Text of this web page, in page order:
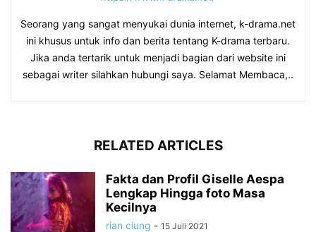
Seorang yang sangat menyukai dunia internet, k-drama.net
ini khusus untuk info dan berita tentang K-drama terbaru.
Jika anda tertarik untuk menjadi bagian dari website ini
sebagai writer silahkan hubungi saya. Selamat Membaca,..
RELATED ARTICLES
Fakta dan Profil Giselle Aespa
Lengkap Hingga foto Masa
Kecilnya
rian ciung - 15 Juli 2021